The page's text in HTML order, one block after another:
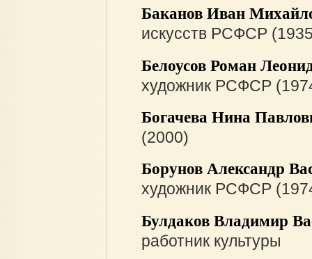
Баканов Иван
искусств РСФСР
Белоусов Роман
художник РСФСР
Богачева Нина
(2000)
Борунов Александр
художник РСФСР
Булдаков Владимир
работник культуры